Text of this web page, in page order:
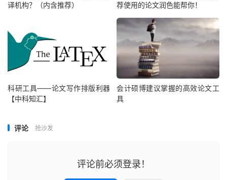
译机构？（内含推荐）
荐使用的论文润色能帮你！
科研工具——论文写作排版利器
【中科知汇】
会计硕博建议掌握的高效论文工
具
评论 抢沙发
评论前必须登录！